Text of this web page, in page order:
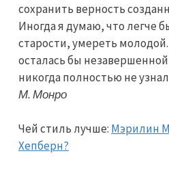
сохранить верность
Иногда я думаю, что легче
старости, умереть
осталась бы
никогда полностью не
М. Монро
Чей стиль лучше: Мэрилин
Хепберн?